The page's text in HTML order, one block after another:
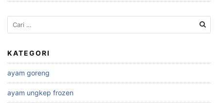
Cari
untuk:
KATEGORI
ayam goreng
ayam ungkep frozen